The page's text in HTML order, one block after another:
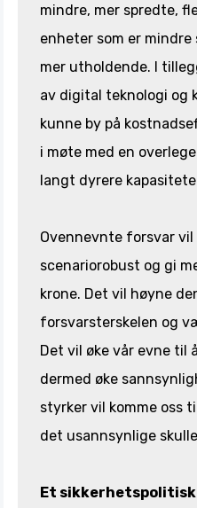
mindre, mer spredte,
enheter som er mindre
mer utholdende. I
av digital teknologi og
kunne by på
i møte med en
langt dyrere
Ovennevnte forsvar
scenariorobust og gi
krone. Det vil høyne
forsvarsterskelen og
Det vil øke vår evne til
dermed øke
styrker vil komme oss
det usannsynlige
Et